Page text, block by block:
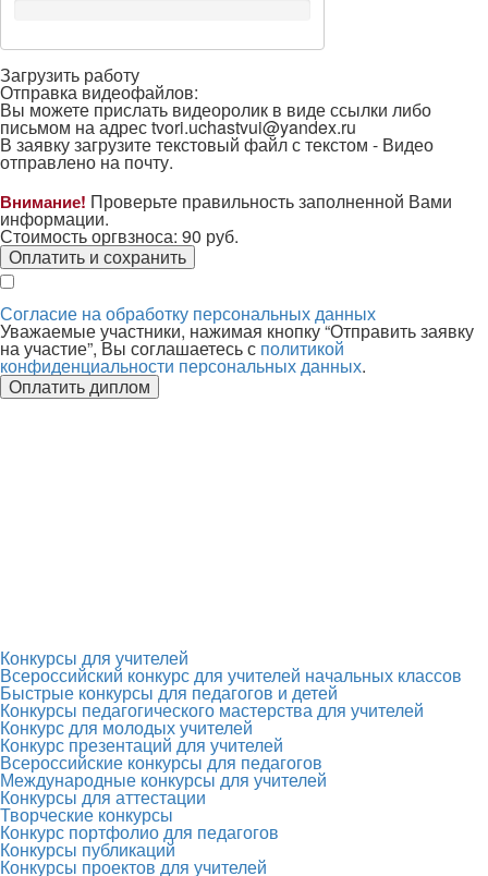
Загрузить работу
Отправка видеофайлов:
Вы можете прислать видеоролик в виде ссылки либо
письмом на адресtvori.uchastvui@yandex.ru
В заявку загрузите текстовый файл с текстом - Видео
отправлено на почту.
Внимание! Проверьте правильность заполненной Вами
информации.
Стоимость оргвзноса: 90 руб.
Оплатить и сохранить
Согласие на обработку персональных данных
Уважаемые участники, нажимая кнопку “Отправить заявку
на участие”, Вы соглашаетесь с политикой
конфиденциальности персональных данных.
Конкурсы для учителей
Всероссийский конкурс для учителей начальных классов
Быстрые конкурсы для педагогов и детей
Конкурсы педагогического мастерства для учителей
Конкурс для молодых учителей
Конкурс презентаций для учителей
Всероссийские конкурсы для педагогов
Международные конкурсы для учителей
Конкурсы для аттестации
Творческие конкурсы
Конкурс портфолио для педагогов
Конкурсы публикаций
Конкурсы проектов для учителей